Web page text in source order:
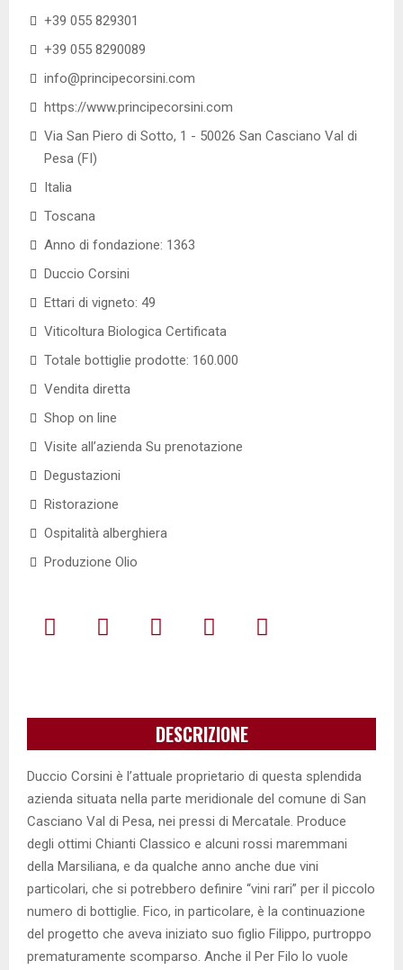
+39 055 829301
+39 055 8290089
info@principecorsini.com
https://www.principecorsini.com
Via San Piero di Sotto, 1 - 50026 San Casciano Val di
Pesa (FI)
Italia
Toscana
Anno di fondazione: 1363
Duccio Corsini
Ettari di vigneto: 49
Viticoltura Biologica Certificata
Totale bottiglie prodotte: 160.000
Vendita diretta
Shop on line
Visite all’azienda Su prenotazione
Degustazioni
Ristorazione
Ospitalità alberghiera
Produzione Olio
DESCRIZIONE
Duccio Corsini è l’attuale proprietario di questa splendida
azienda situata nella parte meridionale del comune di San
Casciano Val di Pesa, nei pressi di Mercatale. Produce
degli ottimi Chianti Classico e alcuni rossi maremmani
della Marsiliana, e da qualche anno anche due vini
particolari, che si potrebbero definire “vini rari” per il piccolo
numero di bottiglie. Fico, in particolare, è la continuazione
del progetto che aveva iniziato suo figlio Filippo, purtroppo
prematuramente scomparso. Anche il Per Filo lo vuole